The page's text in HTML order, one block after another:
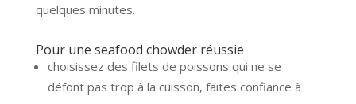
quelques minutes.
Pour une seafood chowder réussie
choisissez des filets de poissons qui ne se
défont pas trop à la cuisson, faites confiance à